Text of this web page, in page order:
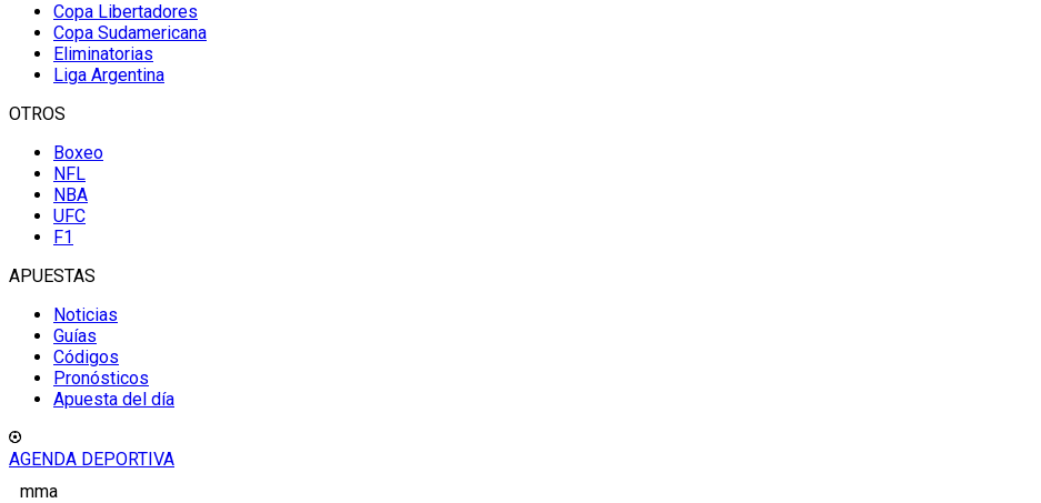
Copa Libertadores
Copa Sudamericana
Eliminatorias
Liga Argentina
OTROS
Boxeo
NFL
NBA
UFC
F1
APUESTAS
Noticias
Guías
Códigos
Pronósticos
Apuesta del día
AGENDA DEPORTIVA
mma